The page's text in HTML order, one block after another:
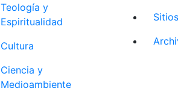
Teología y
Espiritualidad
Cultura
Ciencia y
Medioambiente